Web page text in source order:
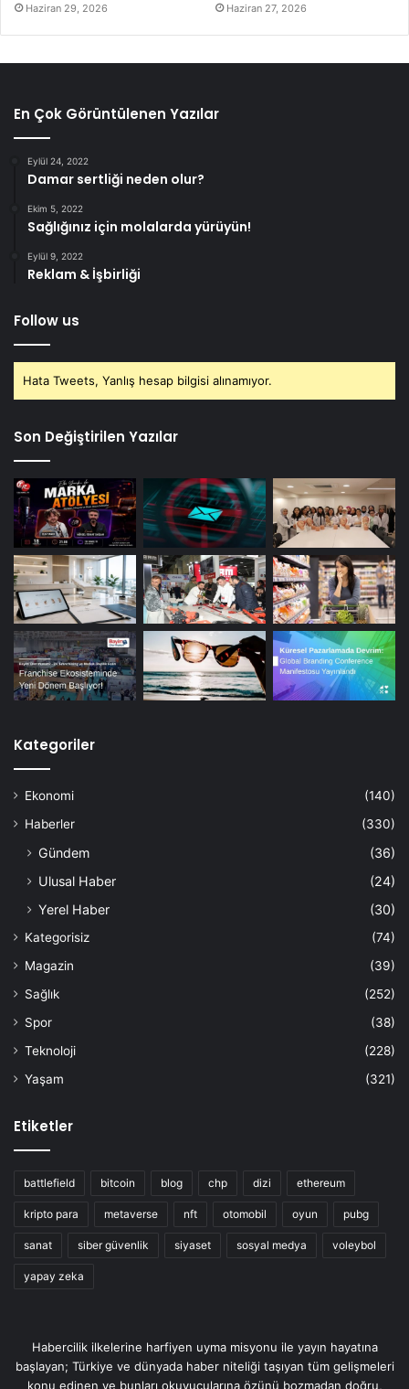
Haziran 29, 2026 Haziran 27, 2026
En Çok Görüntülenen Yazılar
Eylül 24, 2022
Damar sertliği neden olur?
Ekim 5, 2022
Sağlığınız için molalarda yürüyün!
Eylül 9, 2022
Reklam & İşbirliği
Follow us
Hata Tweets, Yanlış hesap bilgisi alınamıyor.
Son Değiştirilen Yazılar
Kategoriler
Ekonomi
(140)
Haberler
(330)
Gündem
(36)
Ulusal Haber
(24)
Yerel Haber
(30)
Kategorisiz
(74)
Magazin
(39)
Sağlık
(252)
Spor
(38)
Teknoloji
(228)
Yaşam
(321)
Etiketler
battlefield bitcoin blog chp dizi ethereum
kripto para metaverse nft otomobil oyun pubg
sanat siber güvenlik siyaset sosyal medya voleybol
yapay zeka
Habercilik ilkelerine harfiyen uyma misyonu ile yayın hayatına
başlayan; Türkiye ve dünyada haber niteliği taşıyan tüm gelişmeleri
konu edinen ve bunları okuyucularına özünü bozmadan doğru,